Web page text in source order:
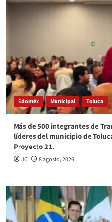
Edoméx Municipal Toluca
Más de 500 integrantes de
líderes del municipio de
Proyecto 21.
JC 8 agosto, 2026